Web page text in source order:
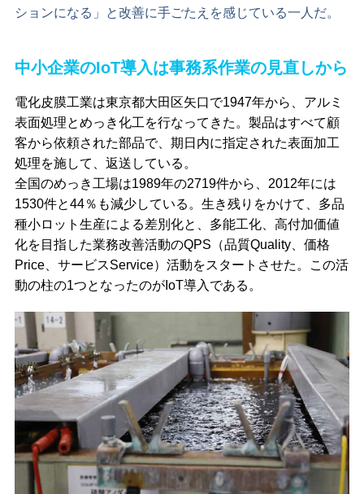
ションになる」と改善に手ごたえを感じている一人だ。
中小企業のIoT導入は事務系作業の見直しから
電化皮膜工業は東京都大田区矢口で1947年から、アルミ
表面処理とめっき化工を行なってきた。製品はすべて顧
客から依頼された部品で、期日内に指定された表面加工
処理を施して、返送している。
全国のめっき工場は1989年の2719件から、2012年には
1530件と44％も減少している。生き残りをかけて、多品
種小ロット生産による差別化と、多能工化、高付加価値
化を目指した業務改善活動のQPS（品質Quality、価格
Price、サービスService）活動をスタートさせた。この活
動の柱の1つとなったのがIoT導入である。